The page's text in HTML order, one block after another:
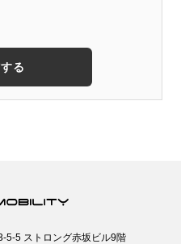
5-5 ストロング赤坂ビル9階